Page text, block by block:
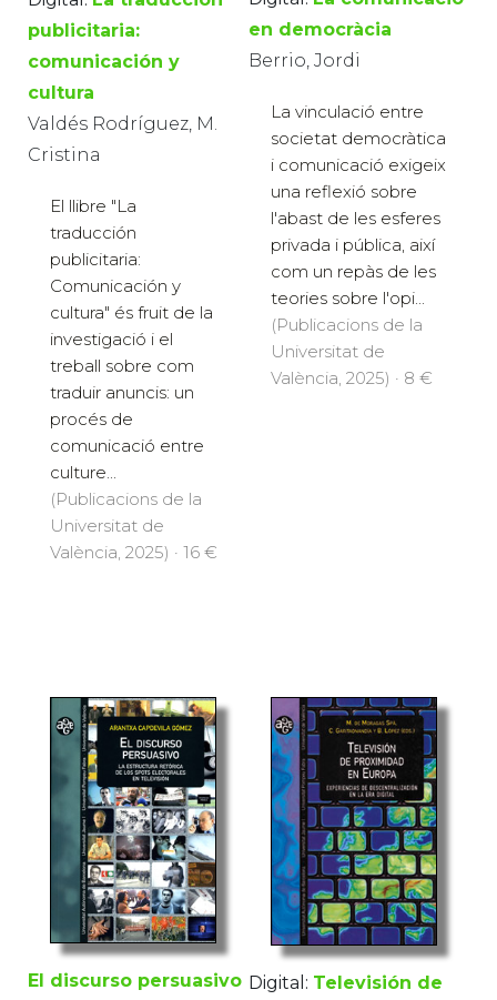
publicitaria:
comunicación y
cultura
Valdés Rodríguez, M.
Cristina
El llibre "La
traducción
publicitaria:
Comunicación y
cultura" és fruit de la
investigació i el
treball sobre com
traduir anuncis: un
procés de
comunicació entre
culture...
(Publicacions de la
Universitat de
València, 2025) · 16 €
en democràcia
Berrio, Jordi
La vinculació entre
societat democràtica
i comunicació exigeix
una reflexió sobre
l'abast de les esferes
privada i pública, així
com un repàs de les
teories sobre l'opi...
(Publicacions de la
Universitat de
València, 2025) · 8 €
El discurso persuasivo Digital: Televisión de